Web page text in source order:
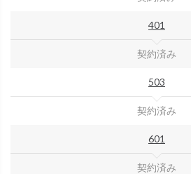
401
契約済み
503
契約済み
601
契約済み